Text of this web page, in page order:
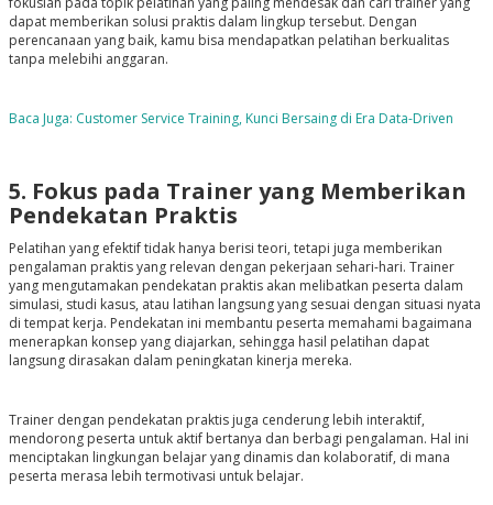
dapat memberikan solusi praktis dalam lingkup tersebut. Dengan
perencanaan yang baik, kamu bisa mendapatkan pelatihan berkualitas
tanpa melebihi anggaran.
Baca Juga: Customer Service Training, Kunci Bersaing di Era Data-Driven
5. Fokus pada Trainer yang Memberikan
Pendekatan Praktis
Pelatihan yang efektif tidak hanya berisi teori, tetapi juga memberikan
pengalaman praktis yang relevan dengan pekerjaan sehari-hari. Trainer
yang mengutamakan pendekatan praktis akan melibatkan peserta dalam
simulasi, studi kasus, atau latihan langsung yang sesuai dengan situasi nyata
di tempat kerja. Pendekatan ini membantu peserta memahami bagaimana
menerapkan konsep yang diajarkan, sehingga hasil pelatihan dapat
langsung dirasakan dalam peningkatan kinerja mereka.
Trainer dengan pendekatan praktis juga cenderung lebih interaktif,
mendorong peserta untuk aktif bertanya dan berbagi pengalaman. Hal ini
menciptakan lingkungan belajar yang dinamis dan kolaboratif, di mana
peserta merasa lebih termotivasi untuk belajar.